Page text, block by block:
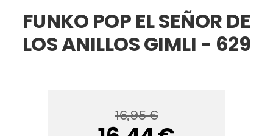
FUNKO POP EL SEÑOR DE
LOS ANILLOS GIMLI - 629
16,95 €